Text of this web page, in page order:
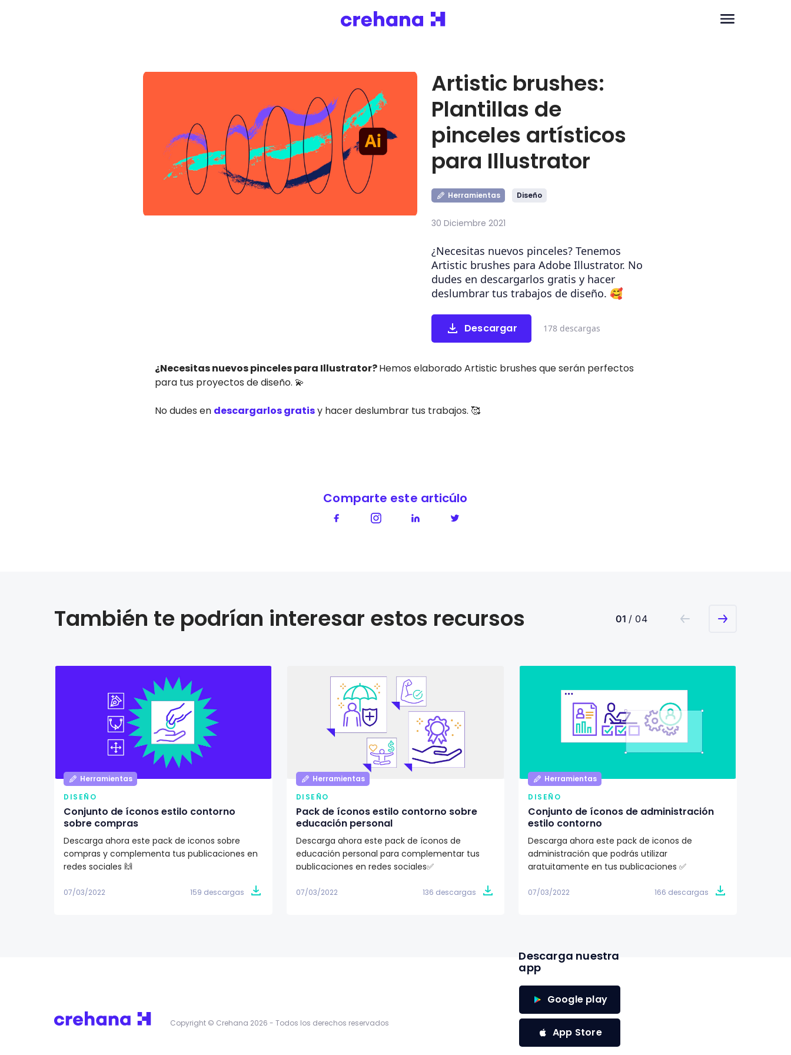
Artistic brushes:
Plantillas de
pinceles artísticos
para Illustrator
Herramientas Diseño
30 Diciembre 2021
¿Necesitas nuevos pinceles? Tenemos
Artistic brushes para Adobe Illustrator. No
dudes en descargarlos gratis y hacer
deslumbrar tus trabajos de diseño. 🥰
Descargar 178 descargas
¿Necesitas nuevos pinceles para Illustrator?Hemos elaborado Artistic brushes que serán perfectos
para tus proyectos de diseño. 💫
No dudes en descargarlos gratisy hacer deslumbrar tus trabajos. 🥰
Comparte este articúlo
También te podrían interesar estos recursos 01 / 04
Herramientas
DISEÑO
Conjunto de íconos estilo contorno
sobre compras
Descarga ahora este pack de iconos sobre
compras y complementa tus publicaciones en
redes sociales 🙌
07/03/2022 159 descargas
Herramientas
DISEÑO
Pack de íconos estilo contorno sobre
educación personal
Descarga ahora este pack de íconos de
educación personal para complementar tus
publicaciones en redes sociales✅
07/03/2022 136 descargas
Herramientas
DISEÑO
Conjunto de íconos de administración
estilo contorno
Descarga ahora este pack de iconos de
administración que podrás utilizar
gratuitamente en tus publicaciones ✅
07/03/2022 166 descargas
Copyright © Crehana 2026 - Todos los derechos reservados
Descarga nuestra
app
Google play
App Store